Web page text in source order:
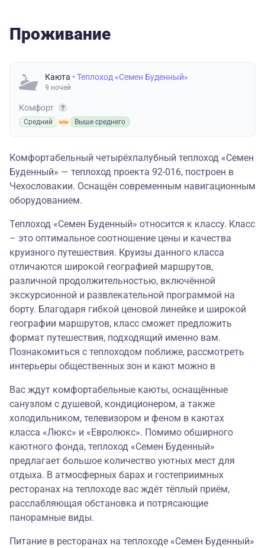
Проживание
Каюта • Теплоход «Семен Буденный»
9 ночей
Комфорт
Средний Выше среднего
Комфортабельный четырёхпалубный теплоход «Семен
Буденный» — теплоход проекта 92-016, построен в
Чехословакии. Оснащён современным навигационным
оборудованием.
Теплоход «Семен Буденный» относится к классу. Класс
– это оптимальное соотношение цены и качества
круизного путешествия. Круизы данного класса
отличаются широкой географией маршрутов,
различной продолжительностью, включённой
экскурсионной и развлекательной программой на
борту. Благодаря гибкой ценовой линейке и широкой
географии маршрутов, класс сможет предложить
формат путешествия, подходящий именно вам.
Познакомиться с теплоходом поближе, рассмотреть
интерьеры общественных зон и кают можно в
Вас ждут комфортабельные каюты, оснащённые
санузлом с душевой, кондиционером, а также
холодильником, телевизором и феном в каютах
класса «Люкс» и «Евролюкс». Помимо обширного
каютного фонда, теплоход «Семен Буденный»
предлагает большое количество уютных мест для
отдыха. В атмосферных барах и гостеприимных
ресторанах на теплоходе вас ждёт тёплый приём,
расслабляющая обстановка и потрясающие
панорамные виды.
Питание в ресторанах на теплоходе «Семен Буденный»